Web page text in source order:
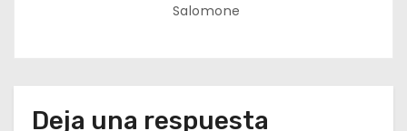
Salomone
Deja una respuesta